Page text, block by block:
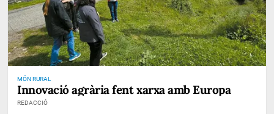
MÓN RURAL
Innovació agrària fent xarxa amb Europa
REDACCIÓ